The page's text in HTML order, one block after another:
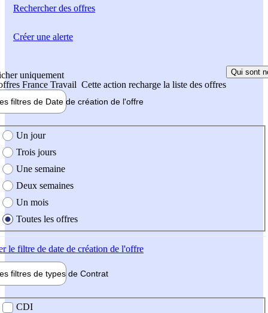
Rechercherdes offres
uniquement
France Travail Cette action recharge la liste des offres
Qui sont
filtres de Date de création de l'offre
création de l'offre
Un jour
Trois jours
Une semaine
Deux semaines
Un mois
Toutes les offres
le filtre de date de création de l'offre
filtres de types de Contrat
contrat
CDI
Créer une alerte